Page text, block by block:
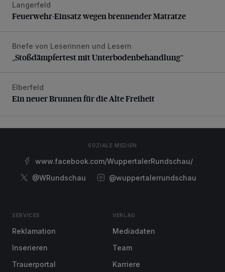
Feuerwehr-Einsatz wegen brennender Matratze
Langerfeld
Feuerwehr-Einsatz wegen brennender Matratze
„Stoßdämpfertest mit Unterbodenbehandlung“
Briefe von Leserinnen und Lesern
„Stoßdämpfertest mit Unterbodenbehandlung“
Ein neuer Brunnen für die Alte Freiheit
Elberfeld
Ein neuer Brunnen für die Alte Freiheit
SOZIALE MEDIEN
www.facebook.com/WuppertalerRundschau/
@WRundschau
@wuppertalerrundschau
SERVICES
Reklamation
Inserieren
Trauerportal
VERLAG
Mediadaten
Team
Karriere